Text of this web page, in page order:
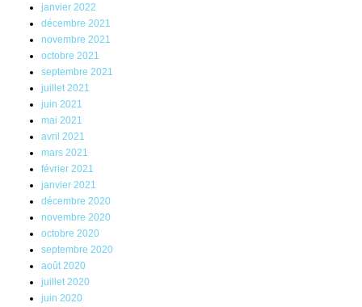
janvier 2022
décembre 2021
novembre 2021
octobre 2021
septembre 2021
juillet 2021
juin 2021
mai 2021
avril 2021
mars 2021
février 2021
janvier 2021
décembre 2020
novembre 2020
octobre 2020
septembre 2020
août 2020
juillet 2020
juin 2020